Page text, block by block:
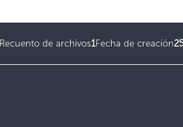
Recuento de archivos1Fecha de creación